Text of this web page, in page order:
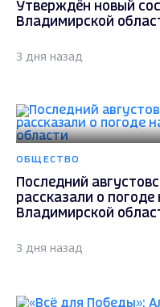
Утверждён новый
Владимирской
3 дня назад
ОБЩЕСТВО
Последний
рассказали о погоде
Владимирской
3 дня назад